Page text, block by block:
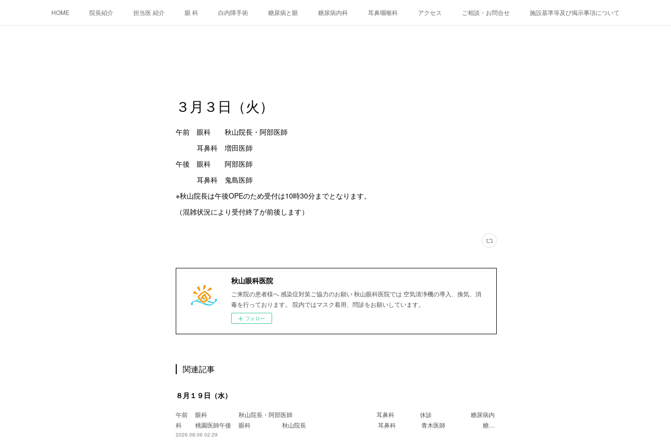
HOME 院長紹介 担当医 紹介 眼 科 白内障手術 糖尿病と眼 糖尿病内科 耳鼻咽喉科 アクセス ご相談・お問合せ 施設基準等及び掲示事項について
３月３日（火）
午前 眼科 秋山院長・阿部医師
耳鼻科 増田医師
午後 眼科 阿部医師
耳鼻科 鬼島医師
※秋山院長は午後OPEのため受付は10時30分までとなります。
（混雑状況により受付終了が前後します）
秋山眼科医院
ご来院の患者様へ 感染症対策ご協力のお願い 秋山眼科医院では 空気清浄機の導入、換気、消
毒を行っております。 院内ではマスク着用、問診をお願いしています。
フォロー
関連記事
８月１９日（水）
午前 眼科 秋山院長・阿部医師 耳鼻科 休診 糖尿病内
科 桃園医師午後 眼科 秋山院長 耳鼻科 青木医師 糖…
2026.08.06 02:29